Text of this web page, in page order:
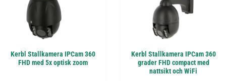
Kerbl Stallkamera IPCam 360
FHD med 5x optisk zoom
Kerbl Stallkamera IPCam 360
grader FHD compact med
nattsikt och WiFi